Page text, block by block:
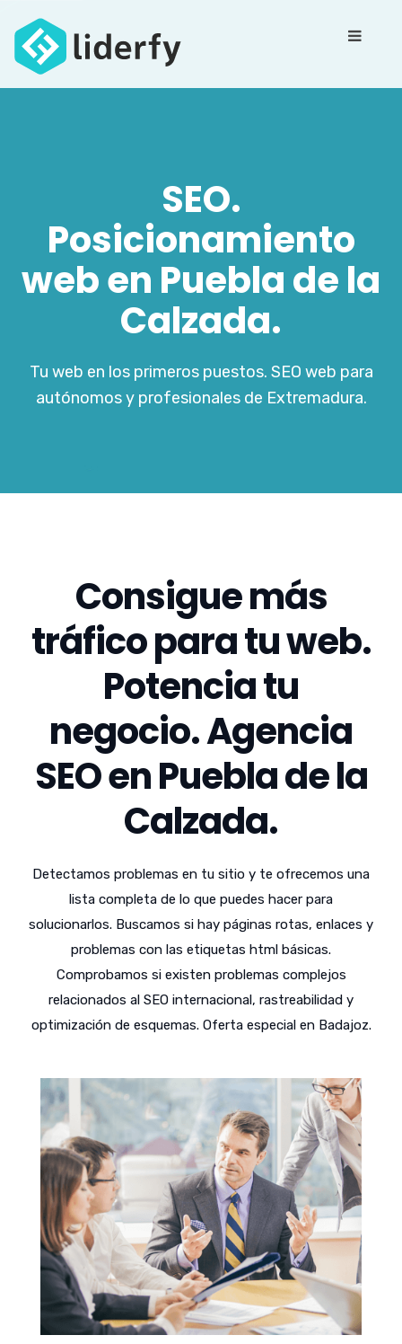
SEO.
Posicionamiento
web en Puebla de la
Calzada.
Tu web en los primeros puestos. SEO web para
autónomos y profesionales de Extremadura.
Consigue más
tráfico para tu web.
Potencia tu
negocio. Agencia
SEO en Puebla de la
Calzada.
Detectamos problemas en tu sitio y te ofrecemos una
lista completa de lo que puedes hacer para
solucionarlos. Buscamos si hay páginas rotas, enlaces y
problemas con las etiquetas html básicas.
Comprobamos si existen problemas complejos
relacionados al SEO internacional, rastreabilidad y
optimización de esquemas. Oferta especial en Badajoz.